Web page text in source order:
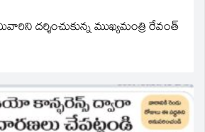
దర్శించుకున్న ముఖ్యమంత్రి రేవంత్